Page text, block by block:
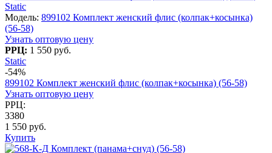
Static
Модель: 899102 Комплект женский флис (колпак+косынка)
(56-58)
Узнать оптовую цену
РРЦ: 1 550 руб.
Static
-54%
899102 Комплект женский флис (колпак+косынка) (56-58)
Узнать оптовую цену
РРЦ:
3380
1 550 руб.
Купить